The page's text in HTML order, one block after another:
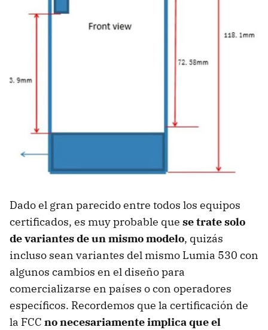
Dado el gran parecido entre todos los equipos
certificados, es muy probable que se trate solo
de variantes de un mismo modelo, quizás
incluso sean variantes del mismo Lumia 530 con
algunos cambios en el diseño para
comercializarse en países o con operadores
específicos. Recordemos que la certificación de
la FCC no necesariamente implica que el